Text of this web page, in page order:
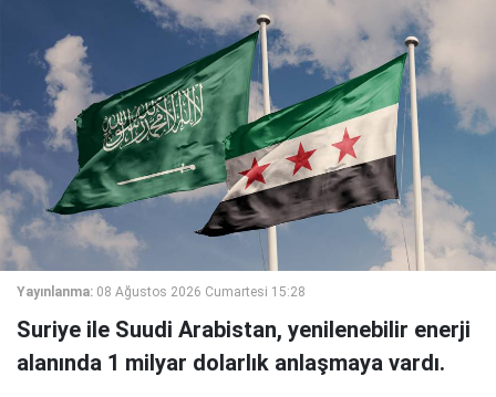
Yayınlanma: 08 Ağustos 2026 Cumartesi 15:28
Suriye ile Suudi Arabistan, yenilenebilir enerji
alanında 1 milyar dolarlık anlaşmaya vardı.